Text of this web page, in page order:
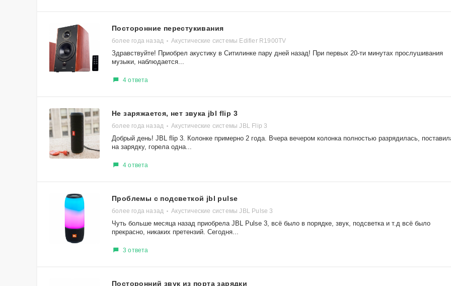
Посторонние перестукивания
более года назад Акустические системы Edifier R1900TV
Здравствуйте! Приобрел акустику в Ситилинке пару дней назад! При первых 20-ти минутах прослушивания
музыки, наблюдается...
4 ответа
Не заряжается, нет звука jbl flip 3
более года назад Акустические системы JBL Flip 3
Добрый день! JBL flip 3. Колонке примерно 2 года. Вчера вечером колонка полностью разрядилась,
на зарядку, горела одна...
4 ответа
Проблемы с подсветкой jbl pulse
более года назад Акустические системы JBL Pulse 3
Чуть больше месяца назад приобрела JBL Pulse 3, всё было в порядке, звук, подсветка и т.д всё было
прекрасно, никаких претензий. Сегодня...
3 ответа
Посторонний звук из порта зарядки